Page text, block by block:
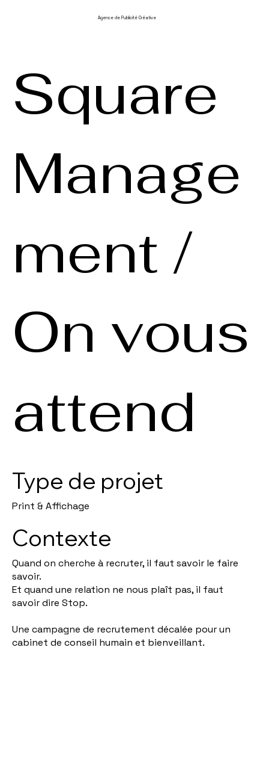
Agence de Publicité Créative
Square
Manage
ment /
On vous
attend
Type de projet
Print & Affichage
Contexte
Quand on cherche à recruter, il faut savoir le faire
savoir.
Et quand une relation ne nous plaît pas, il faut
savoir dire Stop.
Une campagne de recrutement décalée pour un
cabinet de conseil humain et bienveillant.